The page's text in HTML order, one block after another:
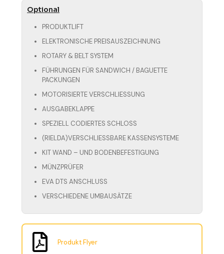
Optional
PRODUKTLIFT
ELEKTRONISCHE PREISAUSZEICHNUNG
ROTARY & BELT SYSTEM
FÜHRUNGEN FÜR SANDWICH / BAGUETTE
PACKUNGEN
MOTORISIERTE VERSCHLIESSUNG
AUSGABEKLAPPE
SPEZIELL CODIERTES SCHLOSS
(RIELDA)VERSCHLIESSBARE KASSENSYSTEME
KIT WAND – UND BODENBEFESTIGUNG
MÜNZPRÜFER
EVA DTS ANSCHLUSS
VERSCHIEDENE UMBAUSÄTZE
Produkt Flyer